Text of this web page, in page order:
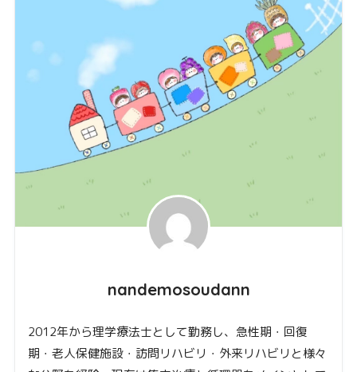
nandemosoudann
2012年から理学療法士として勤務し、急性期・回復
期・老人保健施設・訪問リハビリ・外来リハビリと様々